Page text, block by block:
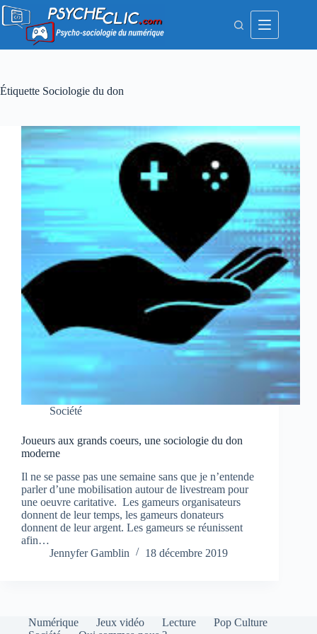
Passer
contenu
Étiquette Sociologie du don
Société
Joueurs aux grands coeurs, une sociologie du don
moderne
Il ne se passe pas une semaine sans que je n’entende
parler d’une mobilisation autour de livestream pour
une oeuvre caritative. Les gameurs organisateurs
donnent de leur temps, les gameurs donateurs
donnent de leur argent. Les gameurs se réunissent
afin…
Jennyfer Gamblin
18 décembre 2019
Numérique Jeux vidéo Lecture
Pop Culture